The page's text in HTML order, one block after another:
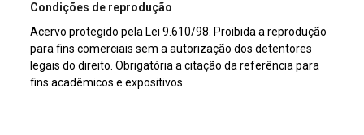
Condições de reprodução
Acervo protegido pela Lei 9.610/98. Proibida a reprodução
para fins comerciais sem a autorização dos detentores
legais do direito. Obrigatória a citação da referência para
fins acadêmicos e expositivos.